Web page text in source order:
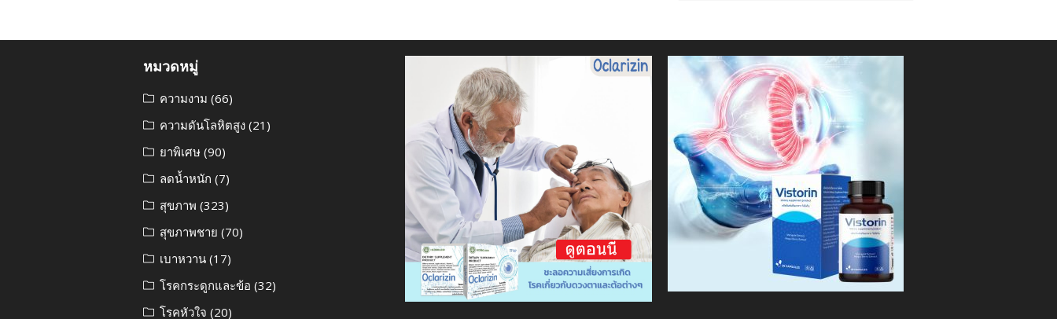
หมวดหมู่
ความงาม (66)
ความดันโลหิตสูง (21)
ยาพิเศษ (90)
ลดน้ำหนัก (7)
สุขภาพ (323)
สุขภาพชาย (70)
เบาหวาน (17)
โรคกระดูกและข้อ (32)
โรคหัวใจ (20)